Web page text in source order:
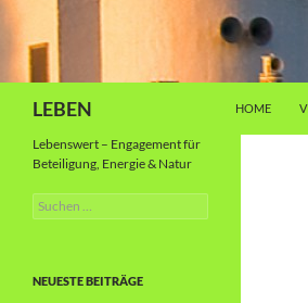
LEBEN HOME
Lebenswert – Engagement für
Beteiligung, Energie & Natur
Suche
nach:
NEUESTE BEITRÄGE